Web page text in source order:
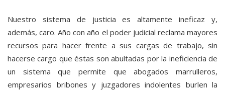
Nuestro sistema de justicia es altamente ineficaz y,
además, caro. Año con año el poder judicial reclama mayores
recursos para hacer frente a sus cargas de trabajo, sin
hacerse cargo que éstas son abultadas por la ineficiencia de
un sistema que permite que abogados marrulleros,
empresarios bribones y juzgadores indolentes burlen la